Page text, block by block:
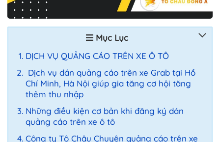
Mục Lục
DỊCH VỤ QUẢNG CÁO TRÊN XE Ô TÔ
Dịch vụ dán quảng cáo trên xe Grab tại Hồ
Chí Minh, Hà Nội giúp gia tăng cơ hội tăng
thêm thu nhập
Những điều kiện cơ bản khi đăng ký dán
quảng cáo trên xe ô tô
Công ty Tô Châu Chuyên quảng cáo trên xe